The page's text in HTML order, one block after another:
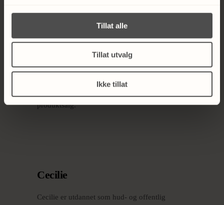
Tillat alle
Tillat utvalg
Ikke tillat
Mathilde er 22 år og studerer bachelor i
innovasjon og prosjektledelse på høgskolen i
Østfold. Hun er vår flotte resepsjonist og tar
imot alle våre kunder med et smil, er
produktsalg.
Cecilie
Cecilie er utdannet som hud- og offentlig